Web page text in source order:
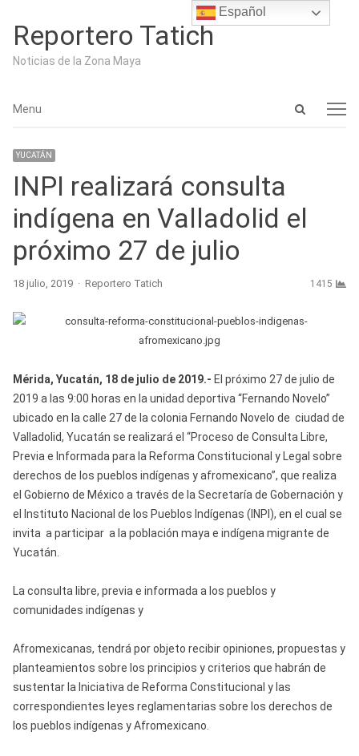
Reportero Tatich
Noticias de la Zona Maya
Open
Menu
Menu
YUCATÁN
INPI realizará consulta
indígena en Valladolid el
próximo 27 de julio
18 julio, 2019 Author
Reportero Tatich 1415
Mérida, Yucatán, 18 de julio de 2019.- El próximo 27 de julio de
2019 a las 9:00 horas en la unidad deportiva “Fernando Novelo”
ubicado en la calle 27 de la colonia Fernando Novelo de ciudad de
Valladolid, Yucatán se realizará el “Proceso de Consulta Libre,
Previa e Informada para la Reforma Constitucional y Legal sobre
derechos de los pueblos indígenas y afromexicano”, que realiza
el Gobierno de México a través de la Secretaría de Gobernación y
el Instituto Nacional de los Pueblos Indígenas (INPI), en el cual se
invita a participar a la población maya e indígena migrante de
Yucatán.
La consulta libre, previa e informada a los pueblos y
comunidades indígenas y
Afromexicanas, tendrá por objeto recibir opiniones, propuestas y
planteamientos sobre los principios y criterios que habrán de
sustentar la Iniciativa de Reforma Constitucional y las
correspondientes leyes reglamentarias sobre los derechos de
los pueblos indígenas y Afromexicano.
Español